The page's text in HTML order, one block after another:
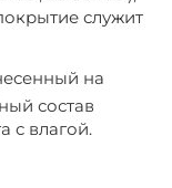
служит
на
состав
с влагой.